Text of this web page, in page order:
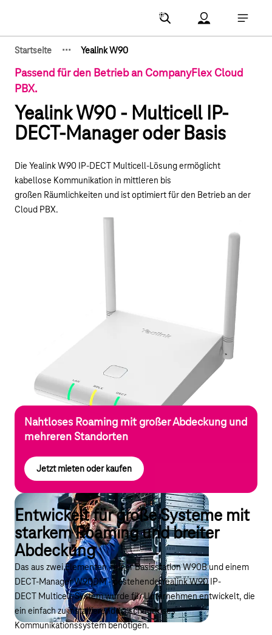
Account Menu
Startseite ··· Yealink W90
Passend für den Betrieb an CompanyFlex Cloud
PBX.
Yealink W90 - Multicell IP-
DECT-Manager oder Basis
Die Yealink W90 IP-DECT Multicell-Lösung ermöglicht
kabellose Kommunikation in mittleren bis
großen Räumlichkeiten und ist optimiert für den Betrieb an der
Cloud PBX.
Nahtloses Roaming mit großer Abdeckung und
mehreren Standorten
Jetzt mieten oder kaufen
Entwickelt für große Systeme mit
starkem Roaming und breiter
Abdeckung
Das aus zwei Elementen - einer Basisstation W90B und einem
DECT-Manager W90DM - bestehende Yealink W90 IP-
DECT Multicell-System wurde für Unternehmen entwickelt, die
ein einfach zu installierendes, schnurloses
Kommunikationssystem benötigen.